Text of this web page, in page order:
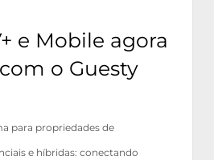
e Mobile agora
o Guesty
para propriedades de
e híbridas: conectando